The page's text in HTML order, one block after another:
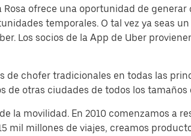
ofrece una oportunidad de
temporales. O tal vez ya seas
Los socios de la App de Uber
de chofer tradicionales en todas las
de otras ciudades de todos los tamaños
la movilidad. En 2010 comenzamos a
mil millones de viajes, creamos